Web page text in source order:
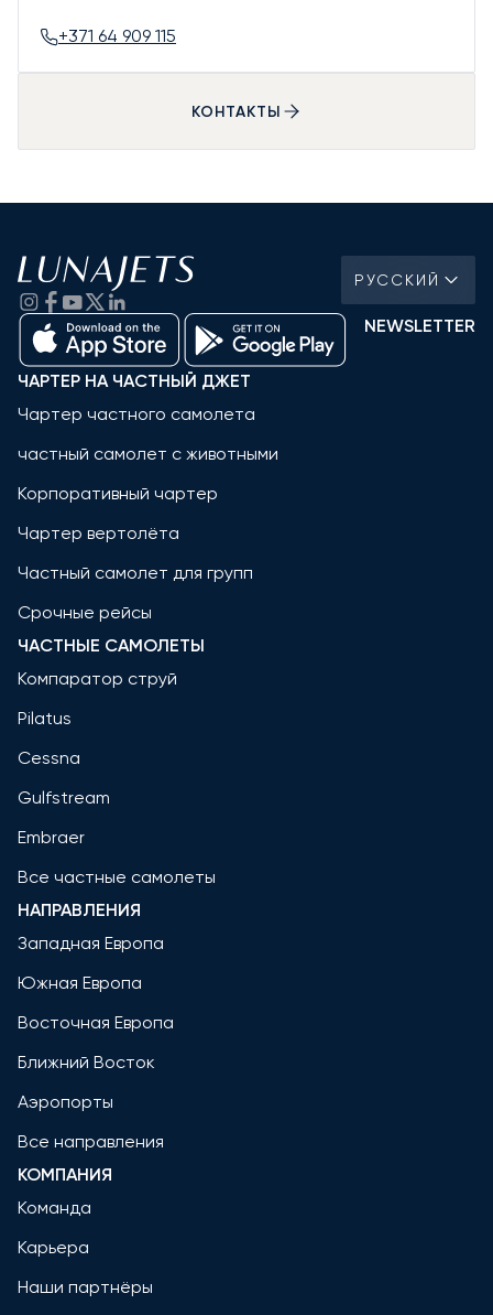
+371 64 909 115
КОНТАКТЫ
РУССКИЙ
NEWSLETTER
ЧАРТЕР НА ЧАСТНЫЙ ДЖЕТ
Чартер частного самолета
частный самолет с животными
Корпоративный чартер
Чартер вертолёта
Частный самолет для групп
Срочные рейсы
ЧАСТНЫЕ САМОЛЕТЫ
Компаратор струй
Pilatus
Cessna
Gulfstream
Embraer
Все частные самолеты
НАПРАВЛЕНИЯ
Западная Европа
Южная Европа
Восточная Европа
Ближний Восток
Аэропорты
Все направления
КОМПАНИЯ
Команда
Карьера
Наши партнёры